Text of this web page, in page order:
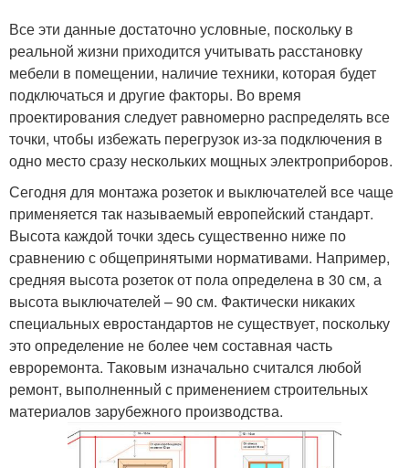
Все эти данные достаточно условные, поскольку в
реальной жизни приходится учитывать расстановку
мебели в помещении, наличие техники, которая будет
подключаться и другие факторы. Во время
проектирования следует равномерно распределять все
точки, чтобы избежать перегрузок из-за подключения в
одно место сразу нескольких мощных электроприборов.
Сегодня для монтажа розеток и выключателей все чаще
применяется так называемый европейский стандарт.
Высота каждой точки здесь существенно ниже по
сравнению с общепринятыми нормативами. Например,
средняя высота розеток от пола определена в 30 см, а
высота выключателей – 90 см. Фактически никаких
специальных евростандартов не существует, поскольку
это определение не более чем составная часть
евроремонта. Таковым изначально считался любой
ремонт, выполненный с применением строительных
материалов зарубежного производства.